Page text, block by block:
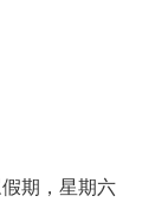
期，星期六